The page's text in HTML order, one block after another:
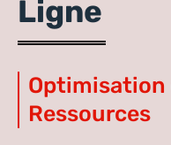
Ligne
Optimisation
Ressources